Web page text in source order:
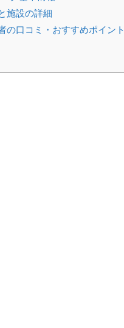
施設の詳細
の口コミ・おすすめポイント